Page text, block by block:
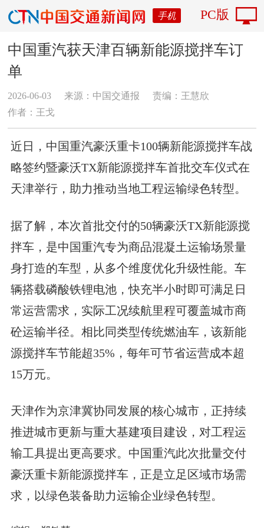
手机 PC版
中国重汽获天津百辆新能源搅拌车订
单
2026-06-03 来源：中国交通报
责编：王慧欣
作者：王戈
近日，中国重汽豪沃重卡100辆新能源搅拌车战
略签约暨豪沃TX新能源搅拌车首批交车仪式在
天津举行，助力推动当地工程运输绿色转型。
据了解，本次首批交付的50辆豪沃TX新能源搅
拌车，是中国重汽专为商品混凝土运输场景量
身打造的车型，从多个维度优化升级性能。车
辆搭载磷酸铁锂电池，快充半小时即可满足日
常运营需求，实际工况续航里程可覆盖城市商
砼运输半径。相比同类型传统燃油车，该新能
源搅拌车节能超35%，每年可节省运营成本超
15万元。
天津作为京津冀协同发展的核心城市，正持续
推进城市更新与重大基建项目建设，对工程运
输工具提出更高要求。中国重汽此次批量交付
豪沃重卡新能源搅拌车，正是立足区域市场需
求，以绿色装备助力运输企业绿色转型。